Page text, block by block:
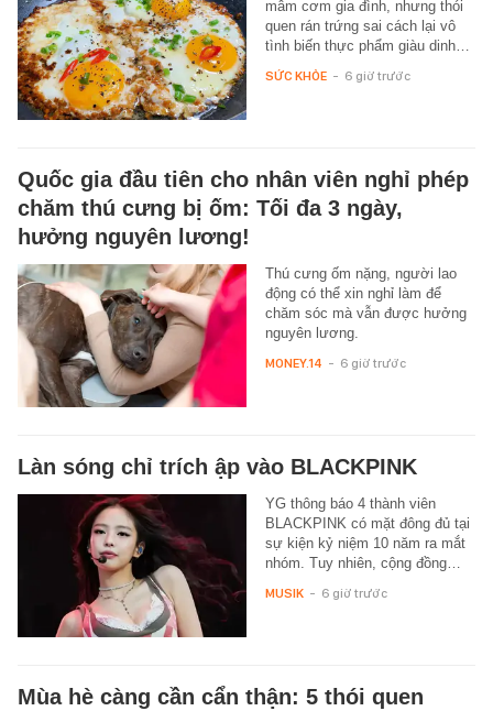
mâm cơm gia đình, nhưng thói
quen rán trứng sai cách lại vô
tình biến thực phẩm giàu dinh…
SỨC KHỎE - 6 giờ trước
Quốc gia đầu tiên cho nhân viên nghỉ phép
chăm thú cưng bị ốm: Tối đa 3 ngày,
hưởng nguyên lương!
Thú cưng ốm nặng, người lao
động có thể xin nghỉ làm để
chăm sóc mà vẫn được hưởng
nguyên lương.
MONEY.14 - 6 giờ trước
Làn sóng chỉ trích ập vào BLACKPINK
YG thông báo 4 thành viên
BLACKPINK có mặt đông đủ tại
sự kiện kỷ niệm 10 năm ra mắt
nhóm. Tuy nhiên, cộng đồng…
MUSIK - 6 giờ trước
Mùa hè càng cần cẩn thận: 5 thói quen